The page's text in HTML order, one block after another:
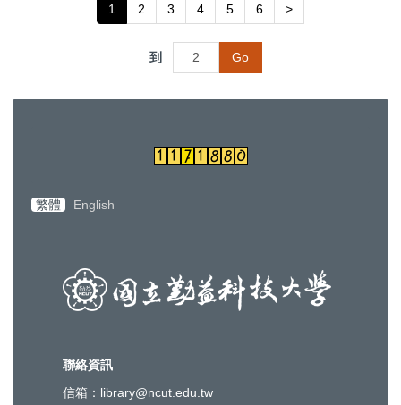
1 2 3 4 5 6 >
到 Go
繁體 English
聯絡資訊
信箱：library@ncut.edu.tw